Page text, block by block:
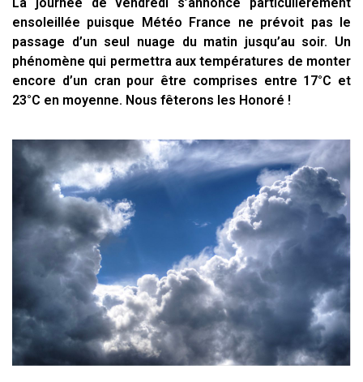
ensoleillée puisque Météo France ne prévoit pas le
passage d’un seul nuage du matin jusqu’au soir. Un
phénomène qui permettra aux températures de monter
encore d’un cran pour être comprises entre 17°C et
23°C en moyenne. Nous fêterons les Honoré !